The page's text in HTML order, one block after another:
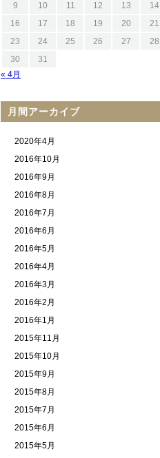
9
10 11 12 13 14
16
17 18 19 20 21
23
24 25 26 27 28
30
31
« 4月
月間アーカイブ
2020年4月
2016年10月
2016年9月
2016年8月
2016年7月
2016年6月
2016年5月
2016年4月
2016年3月
2016年2月
2016年1月
2015年11月
2015年10月
2015年9月
2015年8月
2015年7月
2015年6月
2015年5月